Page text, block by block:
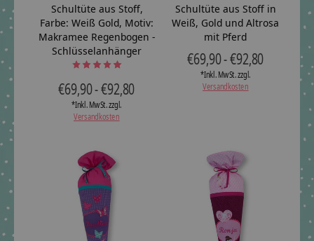
Schultüte aus Stoff,
Farbe: Weiß Gold, Motiv:
Makramee Regenbogen -
Schlüsselanhänger
The rating of this product is
out of 5
€69,90 - €92,80
*Inkl. MwSt. zzgl.
Versandkosten
Schultüte aus Stoff in
Weiß, Gold und Altrosa
mit Pferd
€69,90 - €92,80
*Inkl. MwSt. zzgl.
Versandkosten